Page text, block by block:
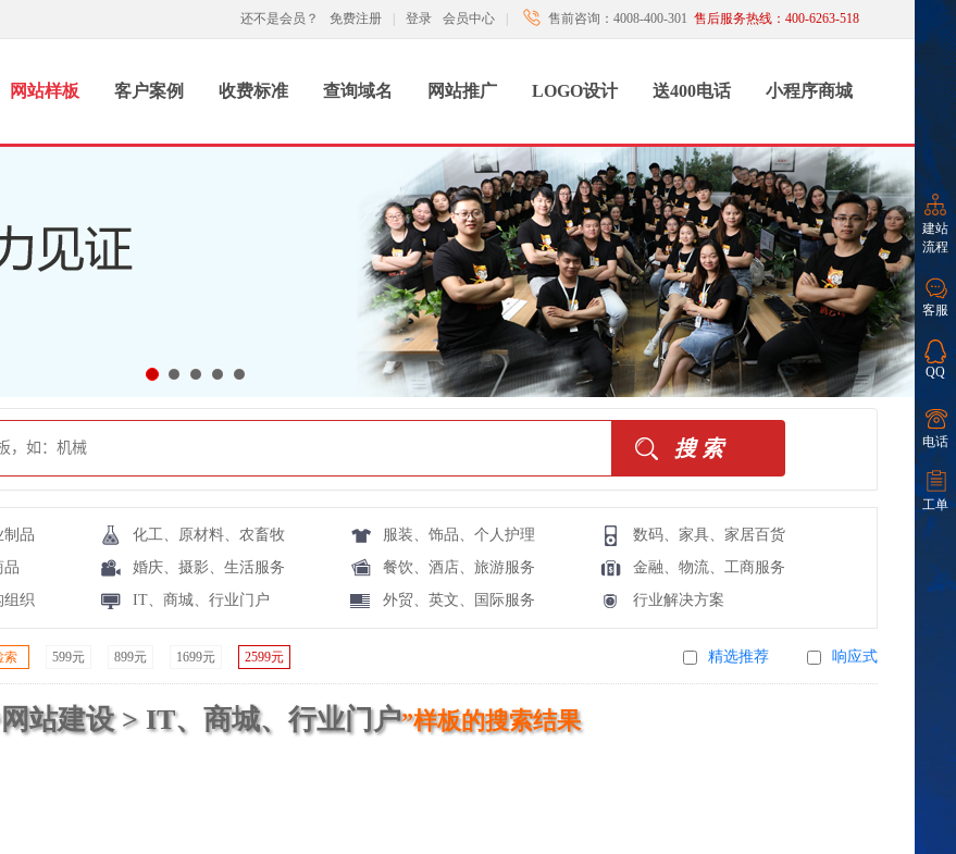
建站
流程
客服
QQ
电话
工单
售前咨询：4008-400-301 售后服务热线：400-6263-518
会员中心
登录
免费注册
还不是会员？
网站样板 客户案例 收费标准 查询域名 网站推广 LOGO设计 送400电话 小程序商城
制品 化工、原材料、农畜牧 服装、饰品、个人护理
数码、家具、家居百货
品 婚庆、摄影、生活服务 餐饮、酒店、旅游服务
金融、物流、工商服务
组织 IT、商城、行业门户 外贸、英文、国际服务 行业解决方案
索 599元 899元 1699元 2599元 响应式
精选推荐
网站建设 > IT、商城、行业门户”样板的搜索结果